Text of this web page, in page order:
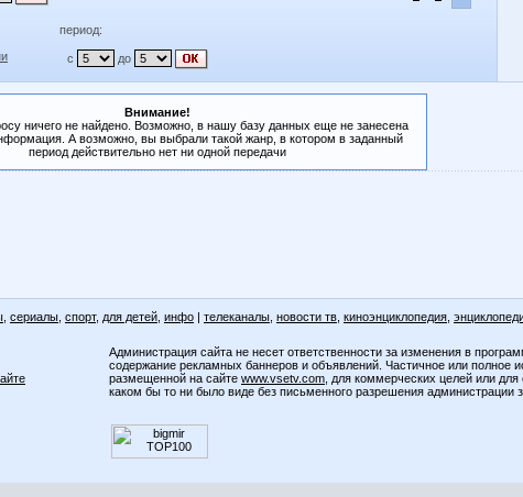
период:
с до
Внимание!
ничего не найдено. Возможно, в нашу базу данных еще не занесена
А возможно, вы выбрали такой жанр, в котором в заданный
период действительно нет ни одной передачи
сериалы спорт, для детей инфо | телеканалы новости тв киноэнциклопедия
Администрация сайта не несет ответственности за изменения в
содержание рекламных баннеров и объявлений. Частичное или полное
размещенной на сайте www.vsetv.com , для коммерческих целей или
каком бы то ни было виде без письменного разрешения администрации